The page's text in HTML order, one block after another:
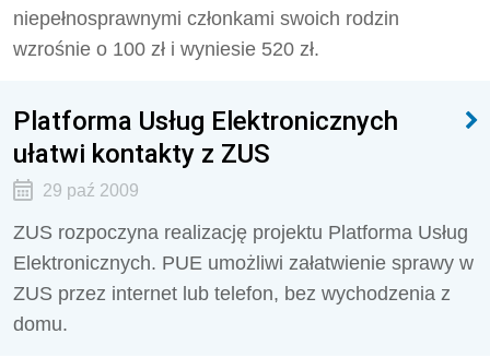
niepełnosprawnymi członkami swoich rodzin
wzrośnie o 100 zł i wyniesie 520 zł.
Platforma Usług Elektronicznych
ułatwi kontakty z ZUS
29 paź 2009
ZUS rozpoczyna realizację projektu Platforma Usług
Elektronicznych. PUE umożliwi załatwienie sprawy w
ZUS przez internet lub telefon, bez wychodzenia z
domu.